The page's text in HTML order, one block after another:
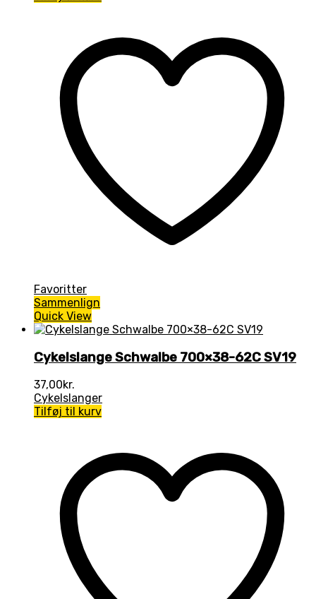
Favoritter
Sammenlign
Quick View
Cykelslange Schwalbe 700×38-62C SV19
37,00kr.
Cykelslanger
Tilføj til kurv